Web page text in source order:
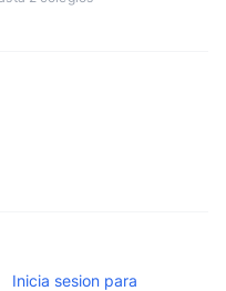
Inicia sesion para